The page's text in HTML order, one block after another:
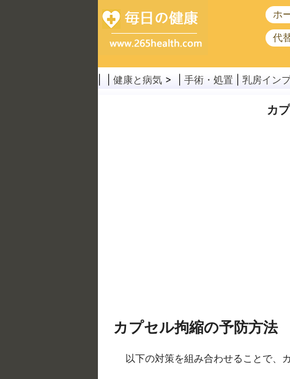
ホ
代
健康と病気 > | 手術・処置 乳房イン
カ
カプセル拘縮の予防方法
以下の対策を組み合わせることで、